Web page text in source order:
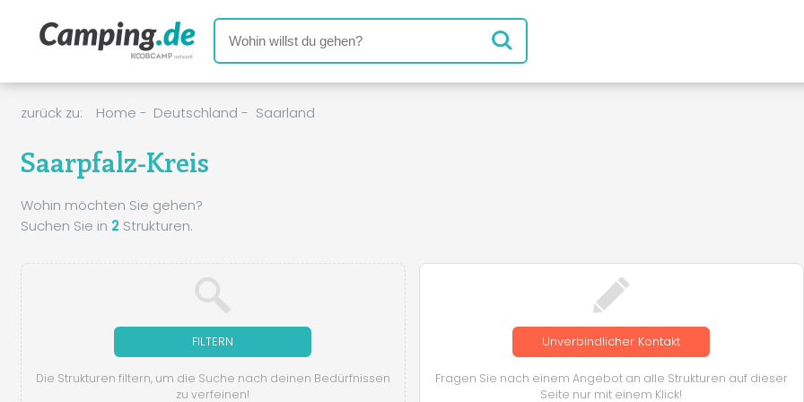
zurück zu: Home - Deutschland - Saarland
Saarpfalz-Kreis
Wohin möchten Sie gehen?
Suchen Sie in 2Strukturen.
FILTERN
Die Strukturen filtern, um die Suche nach deinen Bedürfnissen
zu verfeinen!
Unverbindlicher Kontakt
Fragen Sie nach einem Angebot an alle Strukturen auf dieser
Seite nur mit einem Klick!